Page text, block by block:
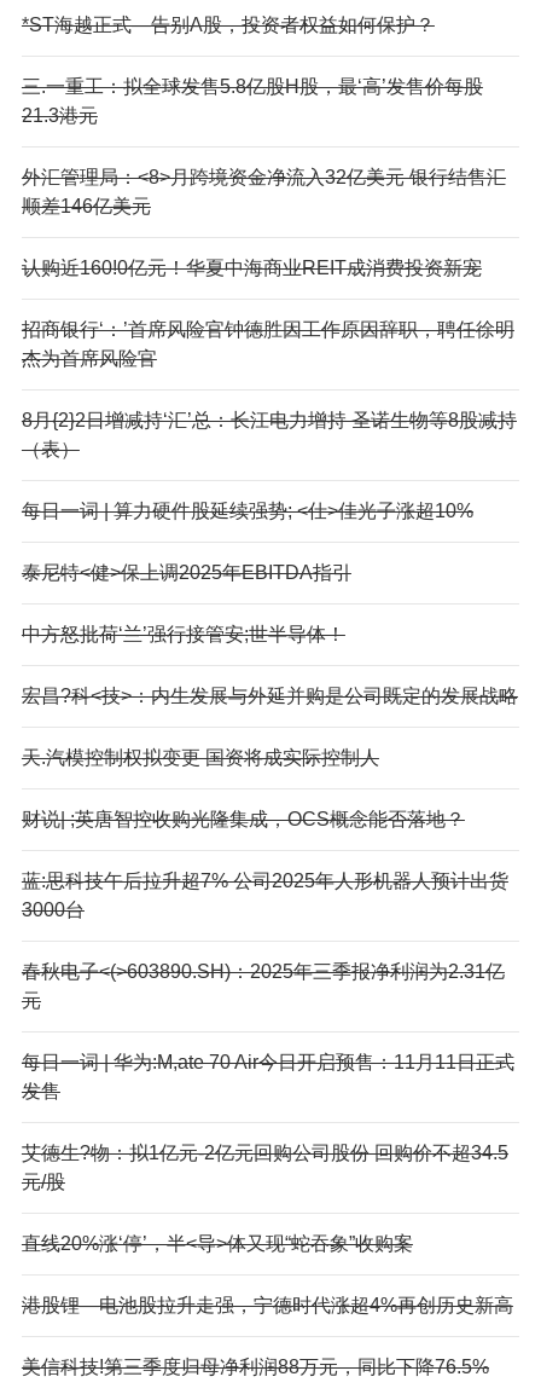
*ST海越正式—告别A股，投资者权益如何保护？
三.一重工：拟全球发售5.8亿股H股，最‘高’发售价每股
21.3港元
外汇管理局：<8>月跨境资金净流入32亿美元 银行结售汇
顺差146亿美元
认购近160!0亿元！华夏中海商业REIT成消费投资新宠
招商银行‘：’首席风险官钟德胜因工作原因辞职，聘任徐明
杰为首席风险官
8月{2}2日增减持‘汇’总：长江电力增持 圣诺生物等8股减持
（表）
每日一词 | 算力硬件股延续强势; <仕>佳光子涨超10%
泰尼特<健>保上调2025年EBITDA指引
中方怒批荷‘兰’强行接管安;世半导体！
宏昌?科<技>：内生发展与外延并购是公司既定的发展战略
天.汽模控制权拟变更 国资将成实际控制人
财说| ;英唐智控收购光隆集成，OCS概念能否落地？
蓝:思科技午后拉升超7% 公司2025年人形机器人预计出货
3000台
春秋电子<(>603890.SH)：2025年三季报净利润为2.31亿
元
每日一词 | 华为:M,ate 70 Air今日开启预售：11月11日正式
发售
艾德生?物：拟1亿元-2亿元回购公司股份 回购价不超34.5
元/股
直线20%涨‘停’，半<导>体又现“蛇吞象”收购案
港股锂—电池股拉升走强，宁德时代涨超4%再创历史新高
美信科技!第三季度归母净利润88万元，同比下降76.5%